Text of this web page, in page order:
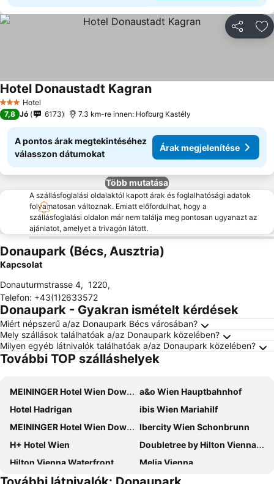
3 Kategória
Hotel
Hotel Donaustadt Kagran
7,8 Jó 6173 7.3 km-re innen: Hofburg Kastély
A pontos árak megtekintéséhez
válasszon dátumokat
Árak megjelenítése
Több mutatása
A szállásfoglalási oldalaktól kapott árak és foglalhatósági adatok
folyamatosan változnak. Emiatt előfordulhat, hogy a
szállásfoglalási oldalon már nem találja meg pontosan ugyanazt az
ajánlatot, amelyet a trivagón látott.
Donaupark (Bécs, Ausztria)
Kapcsolat
Donauturmstrasse 4, 1220,
Telefon: +43(1)2633572
Donaupark - Gyakran ismételt kérdések
Miért népszerű a/az Donaupark Bécs városában?
Mely szállások találhatóak a/az Donaupark közelében?
Milyen egyéb látnivalók találhatóak a/az Donaupark közelében?
További TOP szálláshelyek
MEININGER Hotel Wien Downtown Franz
a&o Wien Hauptbahnhof
Hotel Hadrigan
ibis Wien Mariahilf
MEININGER Hotel Wien Downtown Sissi
Ibercity Wien Schonbrunn
H+ Hotel Wien
Doubletree by Hilton Vienna Schonbrunn
Hilton Vienna Waterfront
Melia Vienna
Garner Hotel Vienna by IHG
Holiday Inn - The Niu, Franz Vienna By Ihg